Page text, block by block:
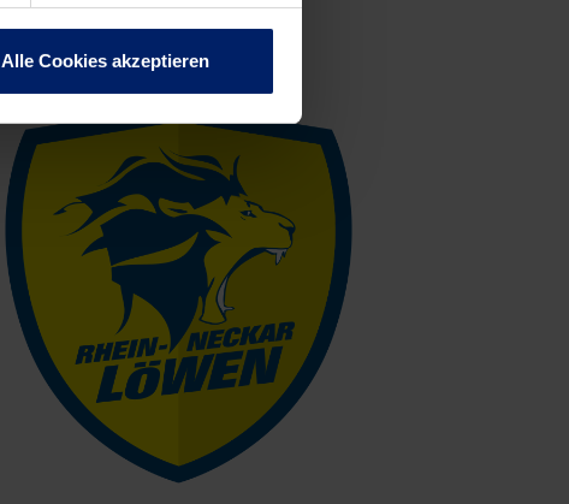
Alle Cookies akzeptieren